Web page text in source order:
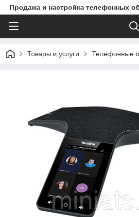
Продажа и настройка телефонных
Товары и услуги Телефонные